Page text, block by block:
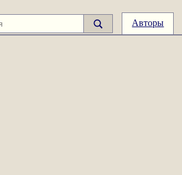
Авторы